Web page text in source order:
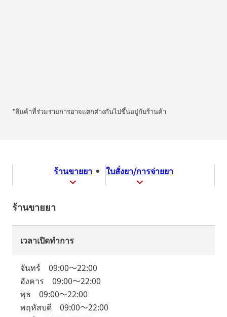
*สินค้าที่ร่วมรายการอาจแตกต่างกันไปขึ้นอยู่กับร้านค้า
ร้านขายยา ใบสั่งยา/การจ่ายยา
ร้านขายยา
เวลาเปิดทำการ
จันทร์ 09:00～22:00
อังคาร 09:00～22:00
พุธ 09:00～22:00
พฤหัสบดี 09:00～22:00